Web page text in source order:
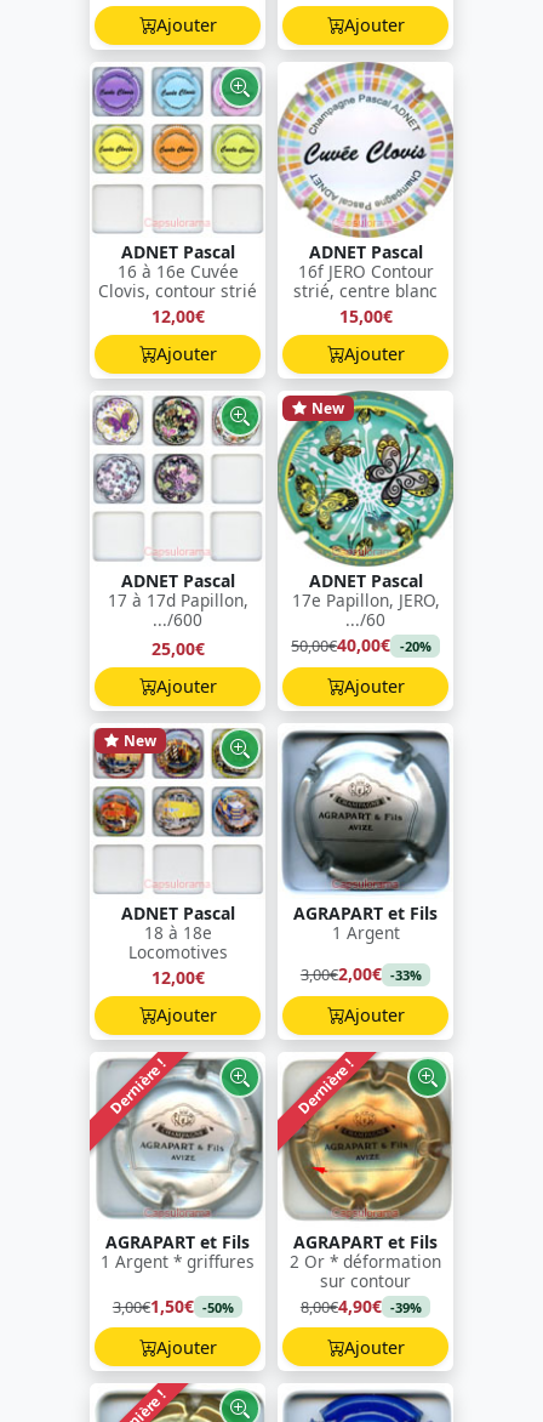
Ajouter
Ajouter
ADNET Pascal
16 à 16e Cuvée
Clovis, contour strié
12,00€
Ajouter
ADNET Pascal
16f JERO Contour
strié, centre blanc
15,00€
Ajouter
ADNET Pascal
17 à 17d Papillon,
.../600
25,00€
Ajouter
New
ADNET Pascal
17e Papillon, JERO,
.../60
50,00€40,00€ -20%
Ajouter
New
ADNET Pascal
18 à 18e
Locomotives
12,00€
Ajouter
AGRAPART et Fils
1 Argent
3,00€2,00€ -33%
Ajouter
Dernière !
AGRAPART et Fils
1 Argent * griffures
3,00€1,50€ -50%
Ajouter
Dernière !
AGRAPART et Fils
2 Or * déformation
sur contour
8,00€4,90€ -39%
Ajouter